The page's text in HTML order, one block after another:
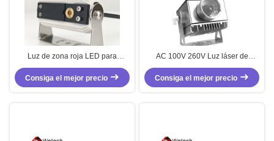
Luz de zona roja LED para
montacargas de 500MW con haz
de línea roja y soporte de montaje
de acero inoxidable para la
Consiga el mejor precio
AC 100V 260V Luz láser de
seguridad universal de carretillas
elevadoras impermeable Zona
verde Luz 638nm longitud de
Consiga el mejor precio